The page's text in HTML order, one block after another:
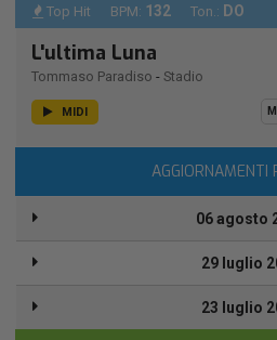
Top Hit BPM: 132 Ton.: DO
L'ultima Luna
Tommaso Paradiso - Stadio
MIDI
AGGIORNAMENTI
06 agosto
29 luglio
23 luglio